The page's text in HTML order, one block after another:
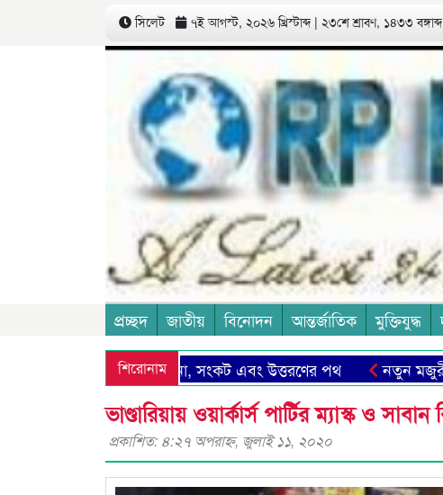
সিলেট ৭ই আগস্ট, ২০২৬ খ্রিস্টাব্দ | ২৩শে শ্রাবণ, ১৪৩৩ বঙ্গাব্দ
প্রচ্ছদ জাতীয় বিনোদন আন্তর্জাতিক মুক্তিযুদ্ধ
শিরোনাম
আমাদের সিলেট: সম্ভাবনা, সংকট এবং উত্তরণের পথ নতুন মজুরী
ভাণ্ডারিয়ায় ওয়ার্কার্স পার্টির ম্যাস্ক ও
প্রকাশিত: ৪:২৭ অপরাহ্ণ, জুলাই ১১, ২০২০